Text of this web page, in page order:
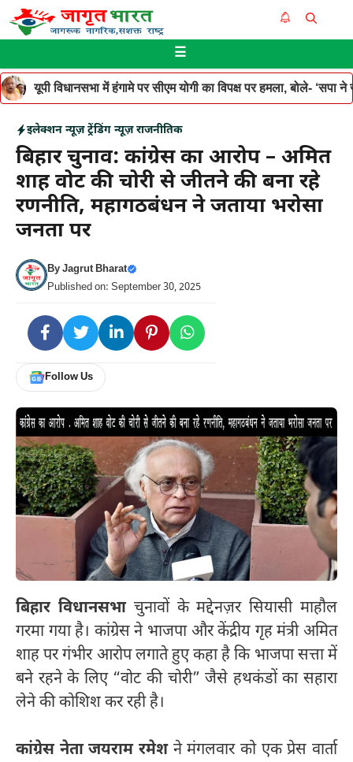
Skip
to
☰
यूपी विधानसभा में हंगामे पर सीएम योगी का विपक्ष पर हमला, बोले- ‘सपा ने
इलेक्शन न्यूज़ ट्रेंडिंग न्यूज़ राजनीतिक
बिहार चुनाव: कांग्रेस का आरोप – अमित
शाह वोट की चोरी से जीतने की बना रहे
रणनीति, महागठबंधन ने जताया भरोसा
जनता पर
ByJagrut Bharat
Published on: September 30, 2025
Follow Us
बिहार विधानसभाचुनावों के मद्देनज़र सियासी माहौल
गरमा गया है। कांग्रेस ने भाजपा और केंद्रीय गृह मंत्री अमित
शाह पर गंभीर आरोप लगाते हुए कहा है कि भाजपा सत्ता में
बने रहने के लिए “वोट की चोरी” जैसे हथकंडों का सहारा
लेने की कोशिश कर रही है।
कांग्रेस नेता जयराम रमेशने मंगलवार को एक प्रेस वार्ता